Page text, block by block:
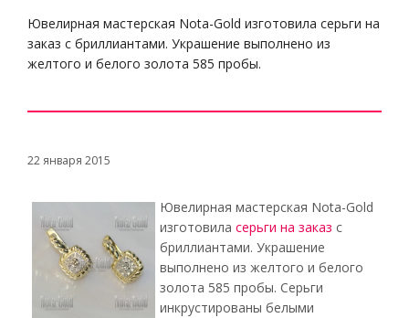
Ювелирная мастерская Nota-Gold изготовила серьги на
заказ с бриллиантами. Украшение выполнено из
желтого и белого золота 585 пробы.
22 января 2015
Ювелирная мастерская Nota-Gold
изготовила серьги на заказ с
бриллиантами. Украшение
выполнено из желтого и белого
золота 585 пробы. Серьги
инкрустированы белыми